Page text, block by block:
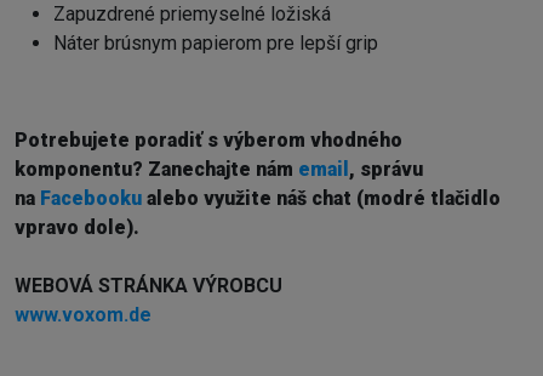
Zapuzdrené priemyselné ložiská
Náter brúsnym papierom pre lepší grip
Potrebujete poradiť s výberom vhodného
komponentu? Zanechajte nám email , správu
na Facebooku alebo využite náš chat (modré tlačidlo
vpravo dole).
WEBOVÁ STRÁNKA VÝROBCU
www.voxom.de